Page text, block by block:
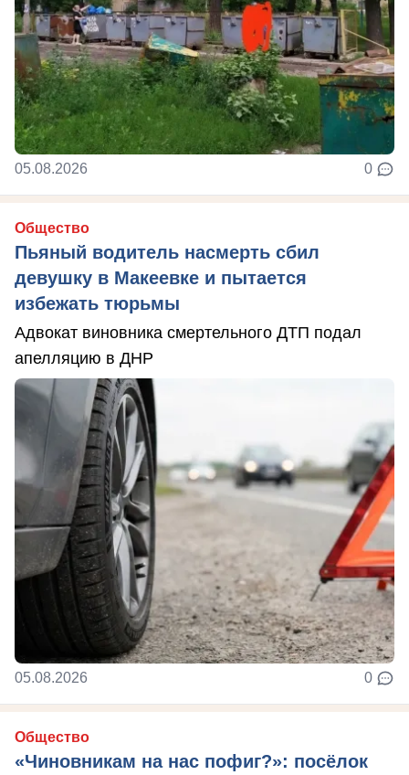
05.08.2026 0
Общество
Пьяный водитель насмерть сбил
девушку в Макеевке и пытается
избежать тюрьмы
Адвокат виновника смертельного ДТП подал
апелляцию в ДНР
05.08.2026 0
Общество
«Чиновникам на нас пофиг?»: посёлок